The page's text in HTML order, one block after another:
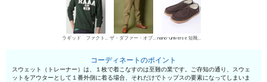
ラギッド ファクトリー スウェット ザ・ダファー・オブ・セントジョージ チノパン・綿パン nano･universe 短靴・レザーシューズ
コーディネートのポイント
スウェット（トレーナー）は、１枚で着こなすのは至難の業です。ご存知の通り、スウェ
ットをアウターとして１番外側に着る場合、それだけでトップスの要素になってしまいま